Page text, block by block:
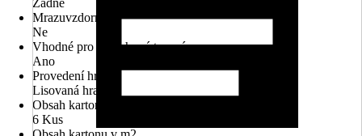
Žádné
Mrazuvzdorné
Ne
Vhodné pro podlahové topení
Ano
Provedení hran
Lisovaná hrana
Obsah kartonu v ks
6 Kus